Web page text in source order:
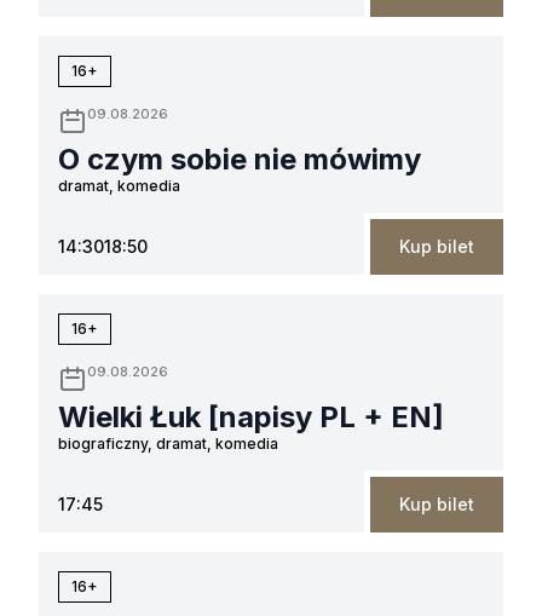
16+
09.08.2026
O czym sobie nie mówimy
dramat, komedia
14:3018:50 Kup bilet
16+
09.08.2026
Wielki Łuk [napisy PL + EN]
biograficzny, dramat, komedia
17:45 Kup bilet
16+